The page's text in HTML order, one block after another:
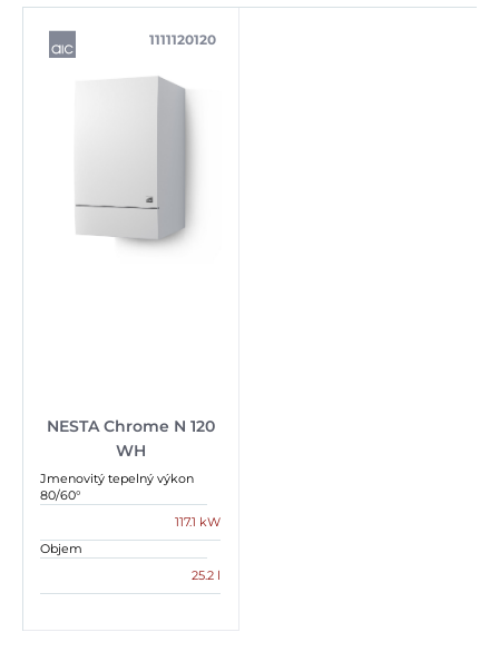
NESTA Chrome N 120
WH
1111120120
Jmenovitý tepelný výkon
80/60°
117.1 kW
Objem
25.2 l